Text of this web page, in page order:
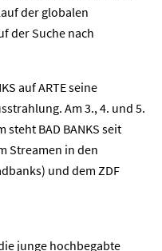
der globalen
der Suche nach
auf ARTE seine
Am 3., 4. und 5.
steht BAD BANKS seit
Streamen in den
und dem ZDF
junge hochbegabte